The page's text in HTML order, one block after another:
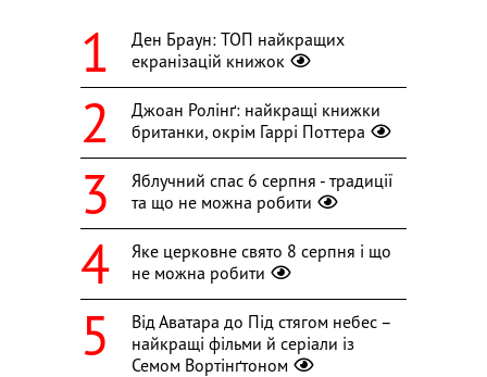
Ден Браун: ТОП найкращих
екранізацій книжок
Джоан Ролінґ: найкращі книжки
британки, окрім Гаррі Поттера
Яблучний спас 6 серпня - традиції
та що не можна робити
Яке церковне свято 8 серпня і що
не можна робити
Від Аватара до Під стягом небес –
найкращі фільми й серіали із
Семом Вортінґтоном